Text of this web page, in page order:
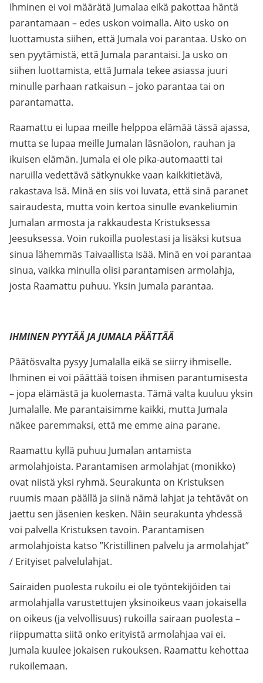
Ihminen ei voi määrätä Jumalaa eikä pakottaa häntä
parantamaan – edes uskon voimalla. Aito usko on
luottamusta siihen, että Jumala voi parantaa. Usko on
sen pyytämistä, että Jumala parantaisi. Ja usko on
siihen luottamista, että Jumala tekee asiassa juuri
minulle parhaan ratkaisun – joko parantaa tai on
parantamatta.
Raamattu ei lupaa meille helppoa elämää tässä ajassa,
mutta se lupaa meille Jumalan läsnäolon, rauhan ja
ikuisen elämän. Jumala ei ole pika-automaatti tai
naruilla vedettävä sätkynukke vaan kaikkitietävä,
rakastava Isä. Minä en siis voi luvata, että sinä paranet
sairaudesta, mutta voin kertoa sinulle evankeliumin
Jumalan armosta ja rakkaudesta Kristuksessa
Jeesuksessa. Voin rukoilla puolestasi ja lisäksi kutsua
sinua lähemmäs Taivaallista Isää. Minä en voi parantaa
sinua, vaikka minulla olisi parantamisen armolahja,
josta Raamattu puhuu. Yksin Jumala parantaa.
IHMINEN PYYTÄÄ JA JUMALA PÄÄTTÄÄ
Päätösvalta pysyy Jumalalla eikä se siirry ihmiselle.
Ihminen ei voi päättää toisen ihmisen parantumisesta
– jopa elämästä ja kuolemasta. Tämä valta kuuluu yksin
Jumalalle. Me parantaisimme kaikki, mutta Jumala
näkee paremmaksi, että me emme aina parane.
Raamattu kyllä puhuu Jumalan antamista
armolahjoista. Parantamisen armolahjat (monikko)
ovat niistä yksi ryhmä. Seurakunta on Kristuksen
ruumis maan päällä ja siinä nämä lahjat ja tehtävät on
jaettu sen jäsenien kesken. Näin seurakunta yhdessä
voi palvella Kristuksen tavoin. Parantamisen
armolahjoista katso ”Kristillinen palvelu ja armolahjat”
/ Erityiset palvelulahjat.
Sairaiden puolesta rukoilu ei ole työntekijöiden tai
armolahjalla varustettujen yksinoikeus vaan jokaisella
on oikeus (ja velvollisuus) rukoilla sairaan puolesta –
riippumatta siitä onko erityistä armolahjaa vai ei.
Jumala kuulee jokaisen rukouksen. Raamattu kehottaa
rukoilemaan.